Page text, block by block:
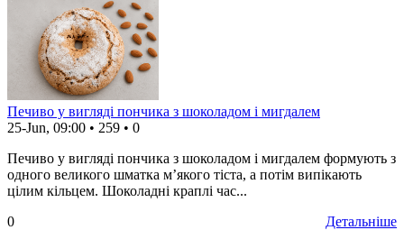
Печиво у вигляді пончика з шоколадом і мигдалем
25-Jun, 09:00 • 259 • 0
Печиво у вигляді пончика з шоколадом і мигдалем формують з
одного великого шматка м’якого тіста, а потім випікають
цілим кільцем. Шоколадні краплі час...
Детальніше
0